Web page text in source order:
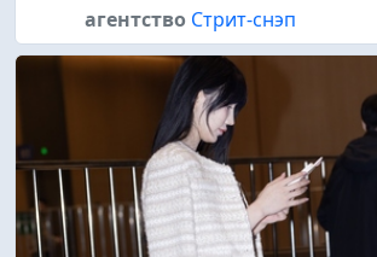
агентство Стрит-снэп